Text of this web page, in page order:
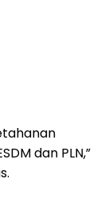
dan PLN,”